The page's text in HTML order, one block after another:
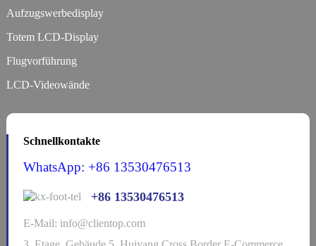
Aufzugswerbedisplay
Totem LCD-Display
Flugvorführung
LCD-Videowände
Schnellkontakte
WhatsApp: +86 13530476513
+86 13530476513
E-Mail: info@clientop.com